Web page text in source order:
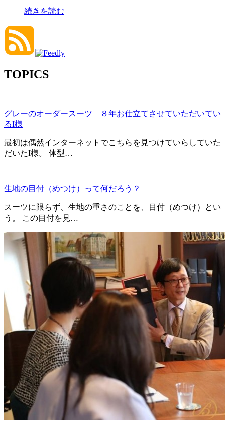
続きを読む
TOPICS
グレーのオーダースーツ ８年お仕立てさせていただいてい
るI様
最初は偶然インターネットでこちらを見つけていらしていた
だいたI様。 体型…
生地の目付（めつけ）って何だろう？
スーツに限らず、生地の重さのことを、目付（めつけ）とい
う。 この目付を見…